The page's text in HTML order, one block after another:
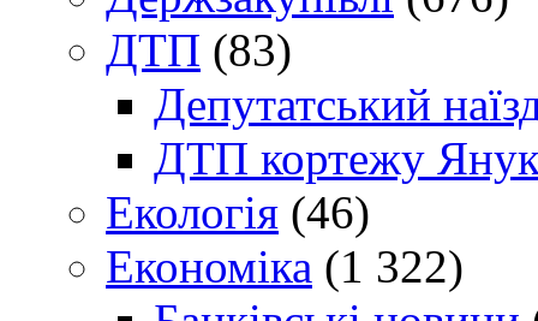
ДТП (83)
Депутатський
ДТП кортежу
Екологія (46)
Економіка (1 322)